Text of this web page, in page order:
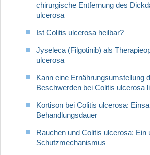
chirurgische Entfernung des
ulcerosa
Ist Colitis ulcerosa heilbar?
Jyseleca (Filgotinib) als
ulcerosa
Kann eine Ernährungsumstellung
Beschwerden bei Colitis ulcerosa
Kortison bei Colitis ulcerosa:
Behandlungsdauer
Rauchen und Colitis ulcerosa: Ein
Schutzmechanismus